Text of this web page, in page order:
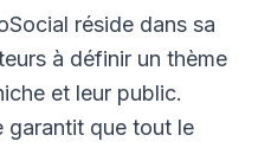
réside dans sa
à définir un thème
et leur public.
garantit que tout le